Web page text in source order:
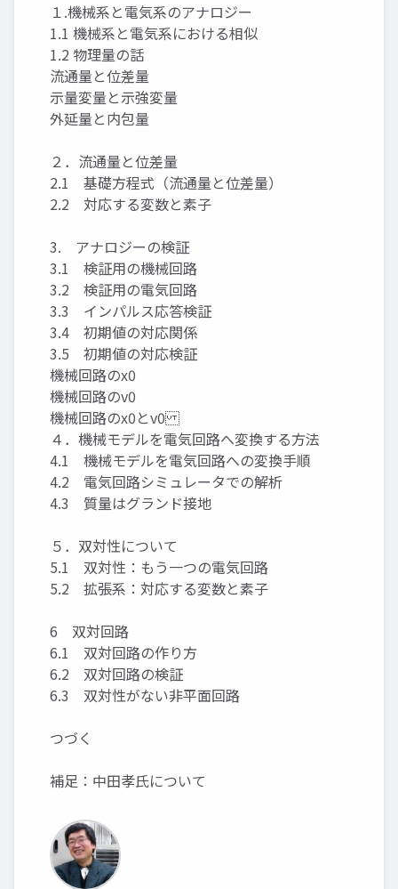
１.機械系と電気系のアナロジー
1.1 機械系と電気系における相似
1.2 物理量の話
流通量と位差量
示量変量と示強変量
外延量と内包量
２．流通量と位差量
2.1 基礎方程式（流通量と位差量）
2.2 対応する変数と素子
3. アナロジーの検証
3.1 検証用の機械回路
3.2 検証用の電気回路
3.3 インパルス応答検証
3.4 初期値の対応関係
3.5 初期値の対応検証
機械回路のx0
機械回路のv0
機械回路のx0とv0
４．機械モデルを電気回路へ変換する方法
4.1 機械モデルを電気回路への変換手順
4.2 電気回路シミュレータでの解析
4.3 質量はグランド接地
５．双対性について
5.1 双対性：もう一つの電気回路
5.2 拡張系：対応する変数と素子
6 双対回路
6.1 双対回路の作り方
6.2 双対回路の検証
6.3 双対性がない非平面回路
つづく
補足：中田孝氏について